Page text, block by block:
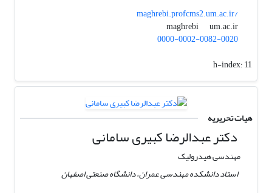
maghrebi.profcms2.um.ac.ir/
maghrebi
um.ac.ir
0000-0002-0082-0020
h-index:11
هیات تحریریه
دکتر عبدالرضا کبیری سامانی
مهندسی هیدرولیک
استاد دانشکده مهندسی عمران، دانشگاه صنعتی اصفهان